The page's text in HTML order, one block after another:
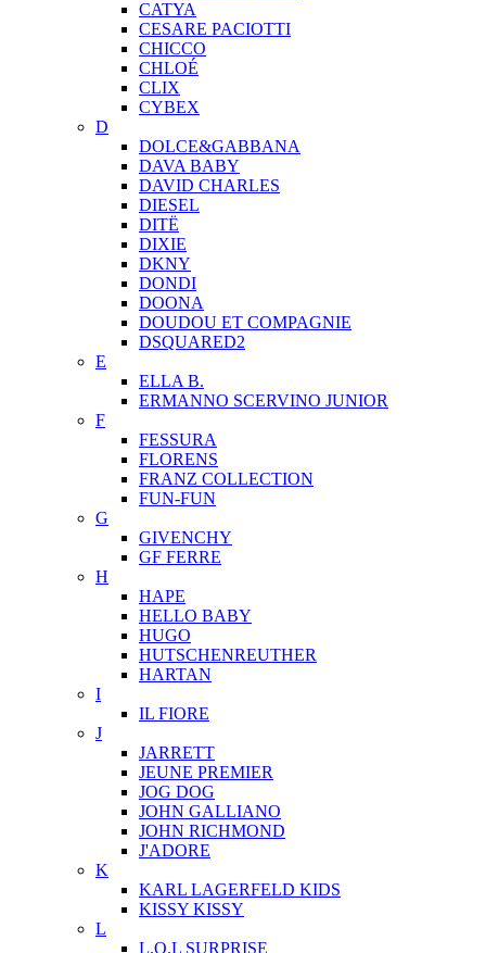
CATYA
CESARE PACIOTTI
CHICCO
CHLOÉ
CLIX
CYBEX
D
DOLCE&GABBANA
DAVA BABY
DAVID CHARLES
DIESEL
DITЁ
DIXIE
DKNY
DONDI
DOONA
DOUDOU ET COMPAGNIE
DSQUARED2
E
ELLA B.
ERMANNO SCERVINO JUNIOR
F
FESSURA
FLORENS
FRANZ COLLECTION
FUN-FUN
G
GIVENCHY
GF FERRE
H
HAPE
HELLO BABY
HUGO
HUTSCHENREUTHER
HARTAN
I
IL FIORE
J
JARRETT
JEUNE PREMIER
JOG DOG
JOHN GALLIANO
JOHN RICHMOND
J'ADORE
K
KARL LAGERFELD KIDS
KISSY KISSY
L
L.O.L SURPRISE